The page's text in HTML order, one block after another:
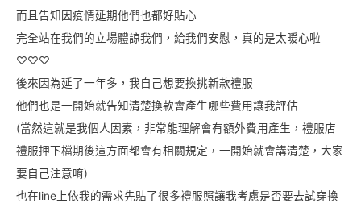
而且告知因疫情延期他們也都好貼心
完全站在我們的立場體諒我們，給我們安慰，真的是太暖心啦
♡♡♡
後來因為延了一年多，我自己想要換挑新款禮服
他們也是一開始就告知清楚換款會產生哪些費用讓我評估
(當然這就是我個人因素，非常能理解會有額外費用產生，禮服店
禮服押下檔期後這方面都會有相關規定，一開始就會講清楚，大家
要自己注意唷)
也在line上依我的需求先貼了很多禮服照讓我考慮是否要去試穿換